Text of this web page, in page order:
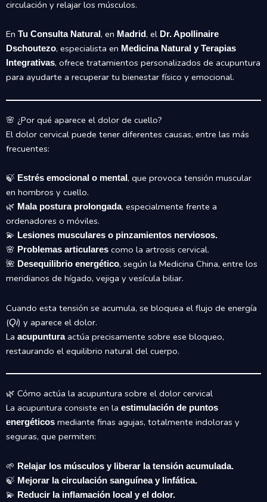
circulación y relajar los músculos.
En Tu Consulta Natural , en Madrid , el Dr. Apollinaire
Dschoutezo, especialista en Medicina Natural y Terapias
Integrativas, ofrece tratamientos personalizados de acupuntura
para ayudarte a recuperar tu bienestar físico y emocional.
🌸 ¿Por qué aparece el dolor de cuello?
El dolor cervical puede tener diferentes causas, entre las más
frecuentes:
🍃 Estrés emocional o mental , que provoca tensión muscular
en hombros y cuello.
🌿 Mala postura prolongada, especialmente frente a
ordenadores o móviles.
💫 Lesiones musculares o pinzamientos nerviosos.
🌸 Problemas articulares como la artrosis cervical.
🌺 Desequilibrio energético, según la Medicina China, entre los
meridianos de hígado, vejiga y vesícula biliar.
Cuando esta tensión se acumula, se bloquea el flujo de energía
(Qi) y aparece el dolor.
La acupunturaactúa precisamente sobre ese bloqueo,
restaurando el equilibrio natural del cuerpo.
🌿 Cómo actúa la acupuntura sobre el dolor cervical
La acupuntura consiste en la estimulación de puntos
energéticos mediante finas agujas, totalmente indoloras y
seguras, que permiten:
🌱 Relajar los músculos y liberar la tensión acumulada.
🍃 Mejorar la circulación sanguínea y linfática.
💫 Reducir la inflamación local y el dolor.